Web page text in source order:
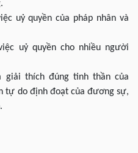
uỷ quyền của pháp nhân và
uỷ quyền cho nhiều người
thích đúng tinh thần của
tự do định đoạt của đương sự,